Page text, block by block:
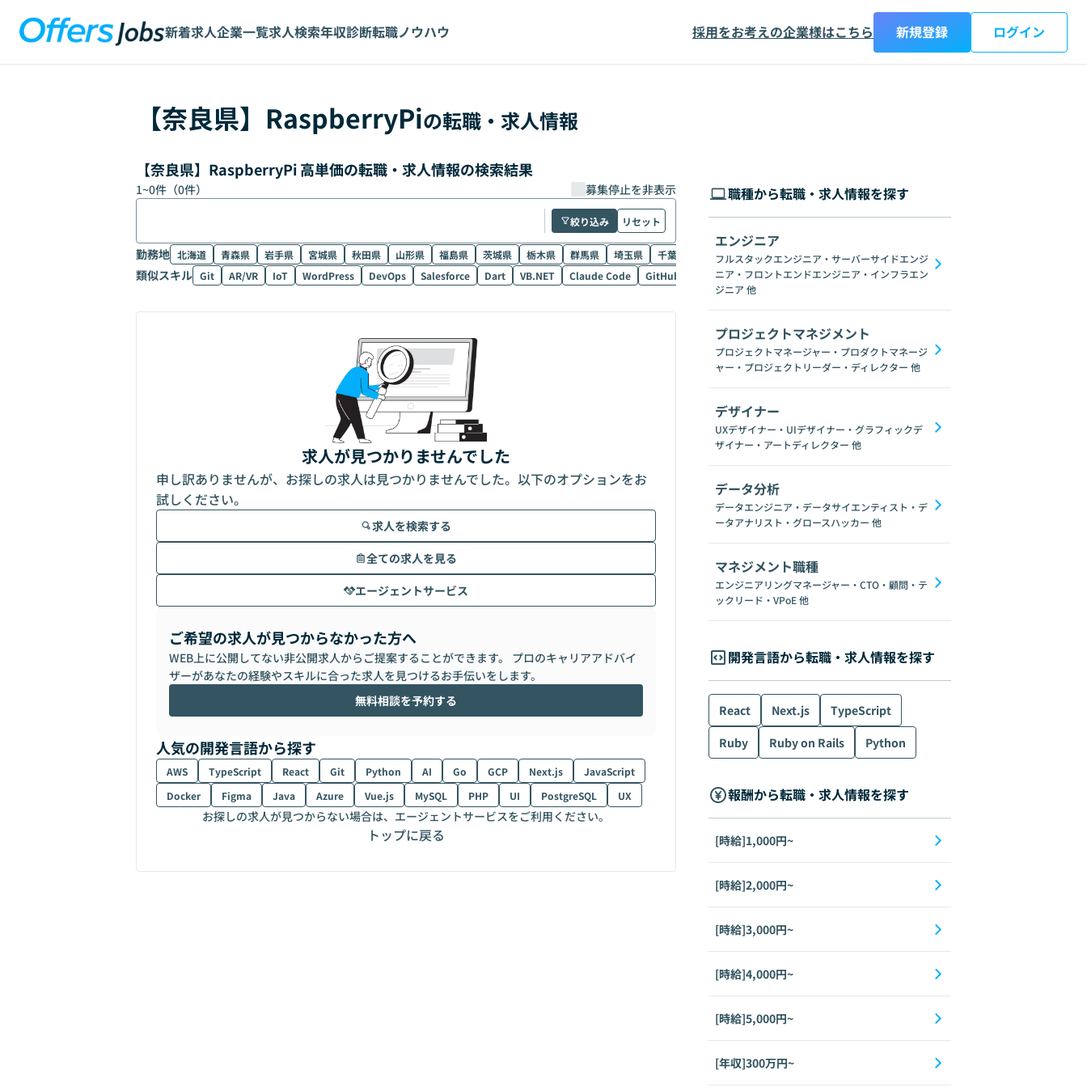
新着求人企業一覧求人検索年収診断転職ノウハウ 採用をお考えの企業様はこちら 新規登録 ログイン
【奈良県】 RaspberryPiの転職・求人情報
【奈良県】RaspberryPi 高単価の転職・求人情報の検索結果
1~0件（0件） 募集停止を非表示
絞り込み リセット
勤務地 北海道 青森県 岩手県 宮城県 秋田県 山形県 福島県 茨城県 栃木県 群馬県 埼玉県 千葉県 東京都 神奈川県 新潟県 富山県 石川県
類似スキル Git AR/VR IoT WordPress DevOps Salesforce Dart VB.NET Claude Code GitHub Copilot ブロックチェーン ChatGPT Gemini
求人が見つかりませんでした
申し訳ありませんが、お探しの求人は見つかりませんでした。以下のオプションをお
試しください。
求人を検索する
全ての求人を見る
エージェントサービス
ご希望の求人が見つからなかった方へ
WEB上に公開してない非公開求人からご提案することができます。 プロのキャリアアドバイ
ザーがあなたの経験やスキルに合った求人を見つけるお手伝いをします。
無料相談を予約する
人気の開発言語から探す
AWS TypeScript React Git Python AI Go GCP Next.js
JavaScript
Docker
Figma Java Azure Vue.js MySQL PHP UI PostgreSQL UX
お探しの求人が見つからない場合は、エージェントサービスをご利用ください。
トップに戻る
職種から転職・求人情報を探す
エンジニア
フルスタックエンジニア・サーバーサイドエンジ
ニア・フロントエンドエンジニア・インフラエン
ジニア 他
プロジェクトマネジメント
プロジェクトマネージャー・プロダクトマネージ
ャー・プロジェクトリーダー・ディレクター 他
デザイナー
UXデザイナー・UIデザイナー・グラフィックデ
ザイナー・アートディレクター 他
データ分析
データエンジニア・データサイエンティスト・デ
ータアナリスト・グロースハッカー 他
マネジメント職種
エンジニアリングマネージャー・CTO・顧問・テ
ックリード・VPoE他
開発言語から転職・求人情報を探す
React Next.js
TypeScript
Ruby
Ruby on Rails Python
報酬から転職・求人情報を探す
[時給]1,000円~
[時給]2,000円~
[時給]3,000円~
[時給]4,000円~
[時給]5,000円~
[年収]300万円~